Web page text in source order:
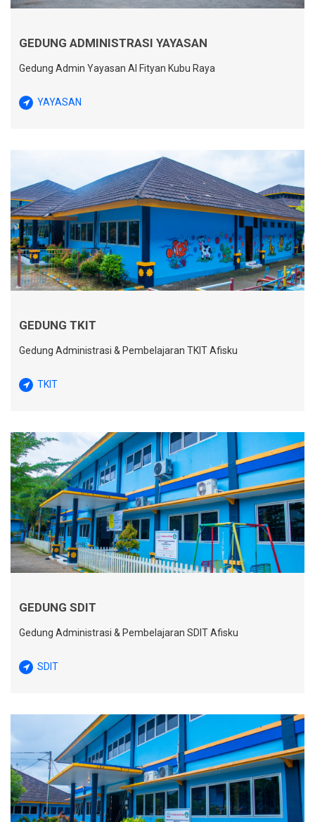
GEDUNG ADMINISTRASI YAYASAN
Gedung Admin Yayasan Al Fityan Kubu Raya
YAYASAN
GEDUNG TKIT
Gedung Administrasi & Pembelajaran TKIT Afisku
TKIT
GEDUNG SDIT
Gedung Administrasi & Pembelajaran SDIT Afisku
SDIT